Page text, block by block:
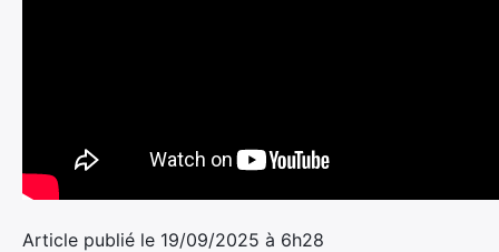
Article publié le 19/09/2025 à 6h28